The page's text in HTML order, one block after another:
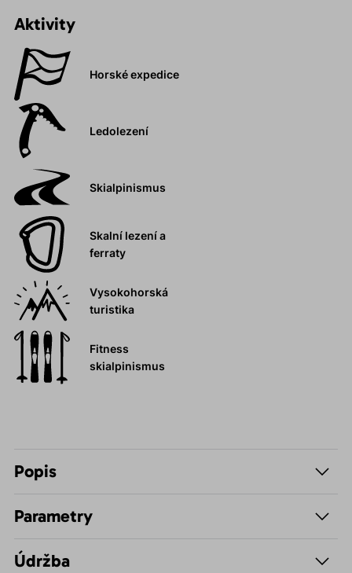
Aktivity
Horské expedice
Ledolezení
Skialpinismus
Skalní lezení a
ferraty
Vysokohorská
turistika
Fitness
skialpinismus
Popis
Parametry
Údržba